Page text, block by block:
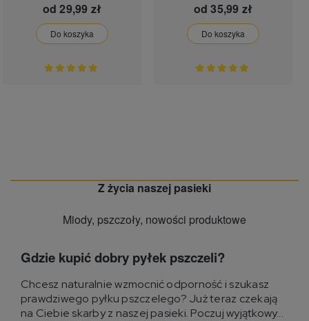
od 29,99 zł
Do koszyka
od 35,99 zł
Do koszyka
Z życia naszej pasieki
Miody, pszczoły, nowości produktowe
Gdzie kupić dobry pyłek pszczeli?
Chcesz naturalnie wzmocnić odporność i szukasz
prawdziwego pyłku pszczelego? Już teraz czekają
na Ciebie skarby z naszej pasieki. Poczuj wyjątkowy...